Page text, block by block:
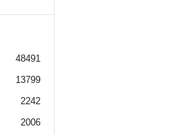
48491
13799
2242
2006